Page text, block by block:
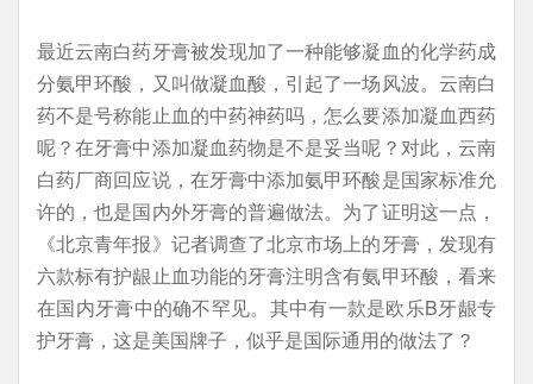
最近云南白药牙膏被发现加了一种能够凝血的化学药成
分氨甲环酸，又叫做凝血酸，引起了一场风波。云南白
药不是号称能止血的中药神药吗，怎么要添加凝血西药
呢？在牙膏中添加凝血药物是不是妥当呢？对此，云南
白药厂商回应说，在牙膏中添加氨甲环酸是国家标准允
许的，也是国内外牙膏的普遍做法。为了证明这一点，
《北京青年报》记者调查了北京市场上的牙膏，发现有
六款标有护龈止血功能的牙膏注明含有氨甲环酸，看来
在国内牙膏中的确不罕见。其中有一款是欧乐B牙龈专
护牙膏，这是美国牌子，似乎是国际通用的做法了？